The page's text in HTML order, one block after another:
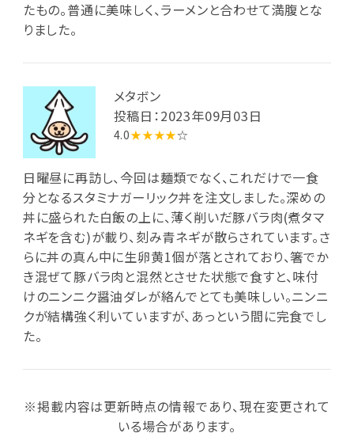
たもの。普通に美味しく、ラーメンと合わせて満腹とな
りました。
メタボン
投稿日：2023年09月03日
4.0★★★★☆
日曜昼に再訪し、今回は麺類でなく、これだけで一食
分となるスタミナガーリック丼を注文しました。深めの
丼に盛られた白飯の上に、薄く削いだ豚バラ肉(煮タマ
ネギを含む)が載り、刻み青ネギが散らされています。さ
らに丼の真ん中に生卵黄1個が落とされており、箸でか
き混ぜて豚バラ肉と混然とさせた状態で食すと、味付
けのニンニク醤油ダレが絡んでとても美味しい。ニンニ
クが結構強く利いていますが、あっという間に完食でし
た。
※掲載内容は更新時点の情報であり、現在変更されて
いる場合があります。